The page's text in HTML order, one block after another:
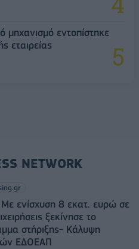
μηχανισμό εντοπίστηκε
εταιρείας
NETWORK
ενίσχυση 8 εκατ. ευρώ σε
ξεκίνησε το
στήριξης- Κάλυψη
ΕΔΟΕΑΠ